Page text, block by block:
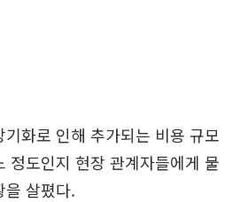
화로 인해 추가되는 비용 규모
정도인지 현장 관계자들에게 물
을 살폈다.